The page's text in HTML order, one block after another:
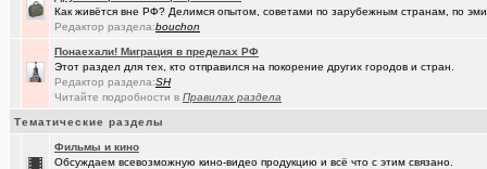
Ремонт окон ПВХ. К кому обратиться?
Индивидуальный тепловой пункт (ИТП)
Ключ дверной цилиндрический сделать (Кенёша)
Пластмассовый мир победил.
ищу риэдтора (халвамес)
Как живётся вне РФ? Делимся опытом, советами по зарубежным странам, по
Редактор раздела:bouchon
Понаехали! Миграция в пределах РФ
Этот раздел для тех, кто отправился на покорение других городов и стран.
Редактор раздела:SH
Читайте подробности в Правилах раздела
Тематические разделы
Фильмы и кино
Обсуждаем всевозможную кино-видео продукцию и всё что с этим связано.